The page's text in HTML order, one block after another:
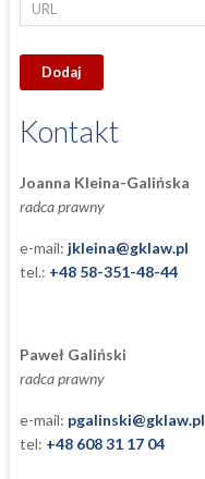
Kontakt
Joanna Kleina-Galińska
radca prawny
e-mail: jkleina@gklaw.pl
tel.: +48 58-351-48-44
Paweł Galiński
radca prawny
e-mail: pgalinski@gklaw.pl
tel: +48 608 31 17 04